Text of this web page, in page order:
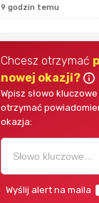
9 godzin temu
Chcesz otrzymać
nowej okazji?
Wpisz słowo
otrzymać
okazja:
Wyślij alert na maila